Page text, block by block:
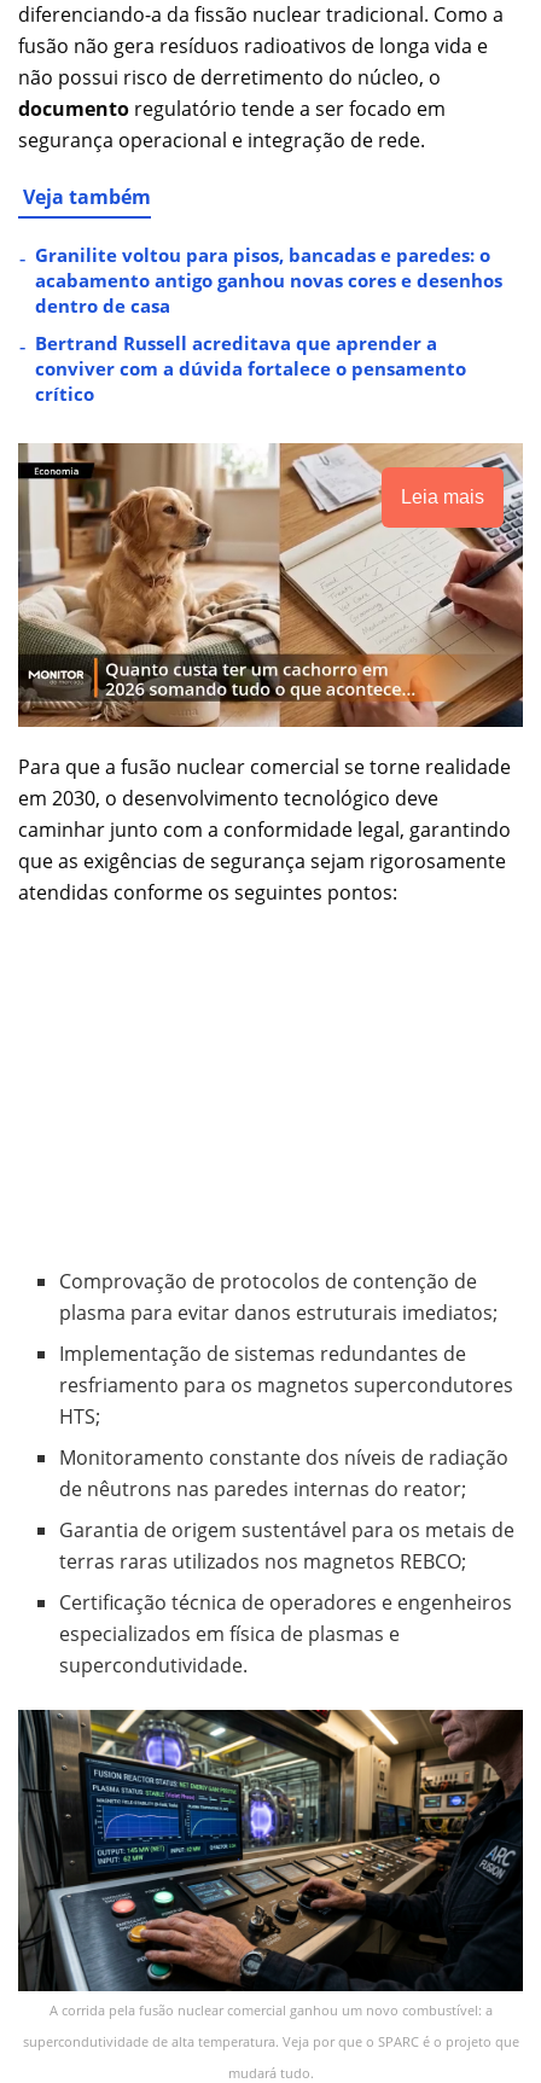
diferenciando-a da fissão nuclear tradicional. Como a
fusão não gera resíduos radioativos de longa vida e
não possui risco de derretimento do núcleo, o
documento regulatório tende a ser focado em
segurança operacional e integração de rede.
Veja também
Granilite voltou para pisos, bancadas e paredes: o
acabamento antigo ganhou novas cores e desenhos
dentro de casa
Bertrand Russell acreditava que aprender a
conviver com a dúvida fortalece o pensamento
crítico
Leia mais
Para que a fusão nuclear comercial se torne realidade
em 2030, o desenvolvimento tecnológico deve
caminhar junto com a conformidade legal, garantindo
que as exigências de segurança sejam rigorosamente
atendidas conforme os seguintes pontos:
Comprovação de protocolos de contenção de
plasma para evitar danos estruturais imediatos;
Implementação de sistemas redundantes de
resfriamento para os magnetos supercondutores
HTS;
Monitoramento constante dos níveis de radiação
de nêutrons nas paredes internas do reator;
Garantia de origem sustentável para os metais de
terras raras utilizados nos magnetos REBCO;
Certificação técnica de operadores e engenheiros
especializados em física de plasmas e
supercondutividade.
A corrida pela fusão nuclear comercial ganhou um novo combustível: a
supercondutividade de alta temperatura. Veja por que o SPARC é o projeto que
mudará tudo.